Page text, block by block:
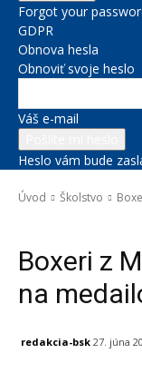
Forgot your
GDPR
Obnova hesla
Obnoviť svoje heslo
Váš e-mail
Heslo vám bude
Úvod Školstvo
Boxeri z
na
redakcia-bsk 27. júna